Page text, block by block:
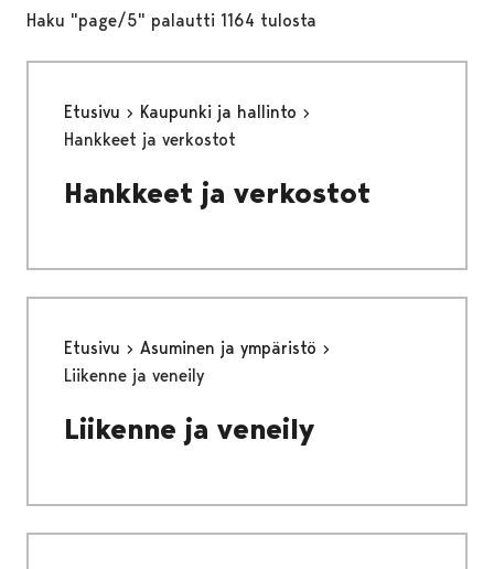
Haku "page/5" palautti 1164 tulosta
Etusivu
Kaupunki ja hallinto
Hankkeet ja verkostot
Hankkeet ja verkostot
Etusivu
Asuminen ja ympäristö
Liikenne ja veneily
Liikenne ja veneily